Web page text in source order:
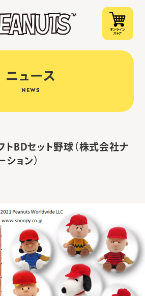
ニュース
NEWS
BDセット野球（株式会社ナ
ョン）